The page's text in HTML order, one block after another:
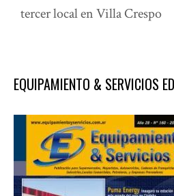
tercer local en Villa Crespo
EQUIPAMIENTO & SERVICIOS